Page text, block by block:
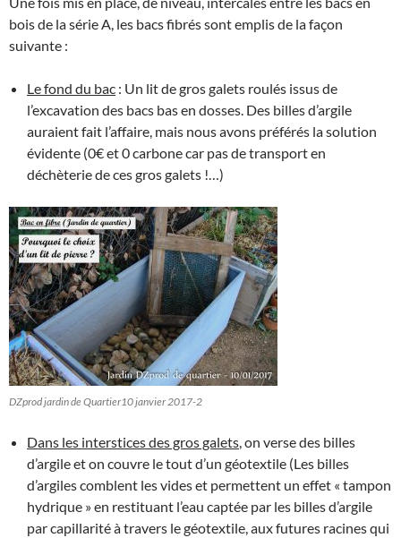
bois de la série A, les bacs fibrés sont emplis de la façon
suivante :
Le fond du bac : Un lit de gros galets roulés issus de
l’excavation des bacs bas en dosses. Des billes d’argile
auraient fait l’affaire, mais nous avons préférés la solution
évidente (0€ et 0 carbone car pas de transport en
déchèterie de ces gros galets !…)
DZprod jardin de Quartier10 janvier 2017-2
Dans les interstices des gros galets, on verse des billes
d’argile et on couvre le tout d’un géotextile (Les billes
d’argiles comblent les vides et permettent un effet « tampon
hydrique » en restituant l’eau captée par les billes d’argile
par capillarité à travers le géotextile, aux futures racines qui